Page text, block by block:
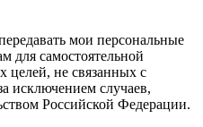
мои персональные
для самостоятельной
не связанных с
исключением случаев,
Российской Федерации.